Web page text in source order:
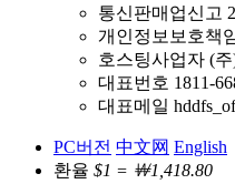
통신판매업신고
개인정보보호책
호스팅사업자 (
대표번호 1811-
대표메일
PC버전 中文网 English
환율 $1 = ￦1,418.80